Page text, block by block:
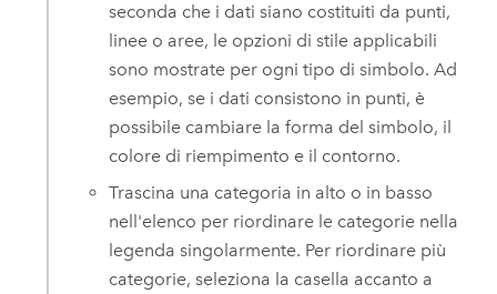
seconda che i dati siano costituiti da punti,
linee o aree, le opzioni di stile applicabili
sono mostrate per ogni tipo di simbolo. Ad
esempio, se i dati consistono in punti, è
possibile cambiare la forma del simbolo, il
colore di riempimento e il contorno.
Trascina una categoria in alto o in basso
nell'elenco per riordinare le categorie nella
legenda singolarmente. Per riordinare più
categorie, seleziona la casella accanto a